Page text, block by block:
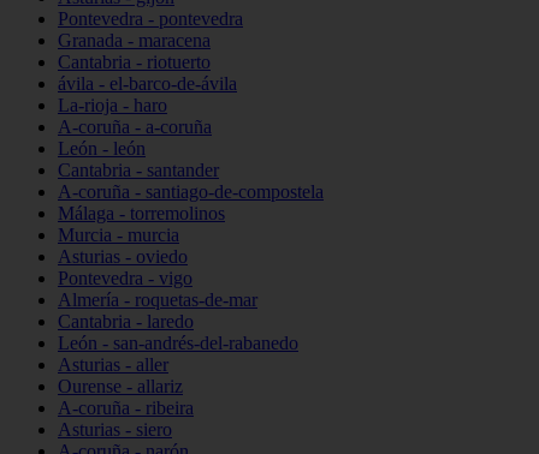
Pontevedra - pontevedra
Granada - maracena
Cantabria - riotuerto
ávila - el-barco-de-ávila
La-rioja - haro
A-coruña - a-coruña
León - león
Cantabria - santander
A-coruña - santiago-de-compostela
Málaga - torremolinos
Murcia - murcia
Asturias - oviedo
Pontevedra - vigo
Almería - roquetas-de-mar
Cantabria - laredo
León - san-andrés-del-rabanedo
Asturias - aller
Ourense - allariz
A-coruña - ribeira
Asturias - siero